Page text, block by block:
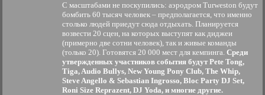
С масштабами не поскупились: аэродром Turweston будут
бомбить 60 тысяч человек – предполагается, что именно
столько людей приедут сюда отдыхать. Планируется
возвести 20 сцен, на которых выступят как диджеи
(примерно две сотни человек), так и живые команды
(только 20). Готовятся 20 000 мест для кемпинга. Среди
утвержденных участников события будут Pete Tong,
Tiga, Audio Bullys, New Young Pony Club, The Whip,
Steve Angello & Sebastian Ingrosso, Bloc Party DJ Set,
Roni Size Reprazent, DJ Yoda, и многие другие.